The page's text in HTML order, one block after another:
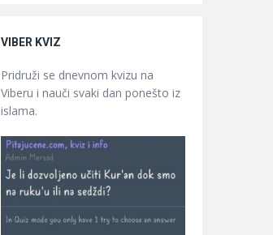
VIBER KVIZ
Pridruži se dnevnom kvizu na
Viberu i nauči svaki dan ponešto iz
islama.